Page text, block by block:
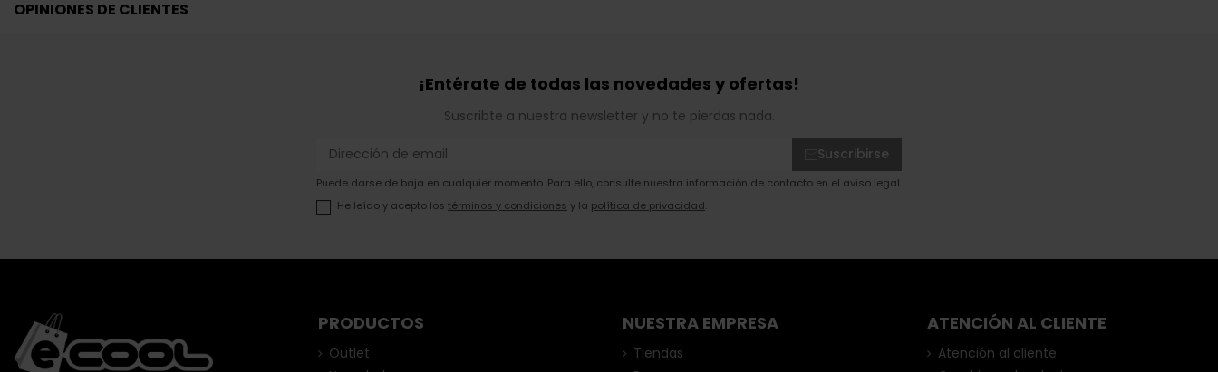
OPINIONES DE CLIENTES
¡Entérate de todas las novedades y ofertas!
Suscribte a nuestra newsletter y no te pierdas nada.
Suscribirse
Puede darse de baja en cualquier momento. Para ello, consulte nuestra información de contacto en el aviso legal.
He leído y acepto los términos y condiciones y la política de privacidad.
PRODUCTOS
Outlet
ATENCIÓN AL CLIENTE
Atención al cliente
NUESTRA EMPRESA
Tiendas